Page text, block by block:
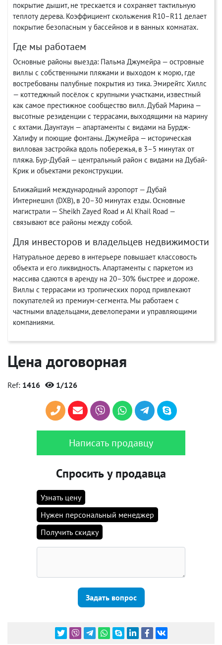
покрытие дышит, не трескается и сохраняет тактильную
теплоту дерева. Коэффициент скольжения R10–R11 делает
покрытие безопасным у бассейнов и в ванных комнатах.
Где мы работаем
Основные районы выезда: Пальма Джумейра — островные
виллы с собственными пляжами и выходом к морю, где
востребованы палубные покрытия из тика. Эмирейтс Хиллс
— коттеджный посёлок с крупными участками, известный
как самое престижное сообщество вилл. Дубай Марина —
высотные резиденции с террасами, выходящими на марину
с яхтами. Даунтаун — апартаменты с видами на Бурдж-
Халифу и поющие фонтаны. Джумейра — историческая
вилловая застройка вдоль побережья, в 3–5 минутах от
пляжа. Бур-Дубай — центральный район с видами на Дубай-
Крик и объектами реконструкции.
Ближайший международный аэропорт — Дубай
Интернешнл (DXB), в 20–30 минутах езды. Основные
магистрали — Sheikh Zayed Road и Al Khail Road —
связывают все районы между собой.
Для инвесторов и владельцев недвижимости
Натуральное дерево в интерьере повышает классовость
объекта и его ликвидность. Апартаменты с паркетом из
массива сдаются в аренду на 20–30% быстрее и дороже.
Виллы с террасами из тропических пород привлекают
покупателей из премиум-сегмента. Мы работаем с
частными владельцами, девелоперами и управляющими
компаниями.
Цена договорная
Ref: 1416 1/126
Написать продавцу
Спросить у продавца
Узнать цену
Нужен персональный менеджер
Получить скидку
Задать вопрос